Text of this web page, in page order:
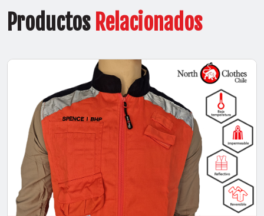
Productos Relacionados